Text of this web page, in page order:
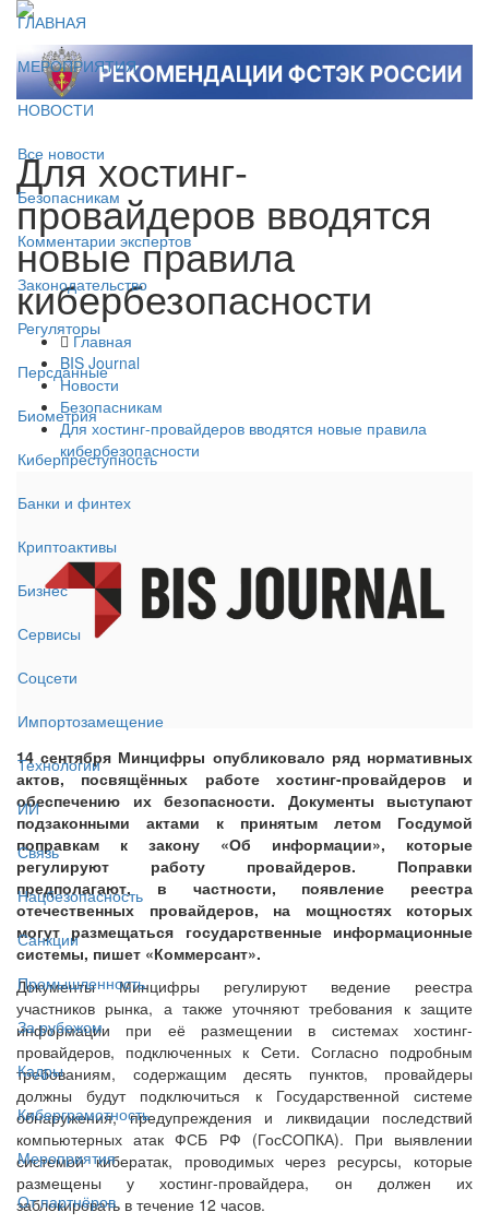
ГЛАВНАЯ
МЕРОПРИЯТИЯ
НОВОСТИ
Все новости
Безопасникам
Комментарии экспертов
Законодательство
Регуляторы
Персданные
Биометрия
Киберпреступность
Банки и финтех
Криптоактивы
Бизнес
Сервисы
Соцсети
Импортозамещение
Технологии
ИИ
Связь
Нацбезопасность
Санкции
Промышленность
За рубежом
Кадры
Киберграмотность
Мероприятия
От партнёров
Для хостинг-
провайдеров вводятся
новые правила
кибербезопасности
Главная
BIS Journal
Новости
Безопасникам
Для хостинг-провайдеров вводятся новые правила
кибербезопасности
14 сентября Минцифры опубликовало ряд нормативных
актов, посвящённых работе хостинг-провайдеров и
обеспечению их безопасности. Документы выступают
подзаконными актами к принятым летом Госдумой
поправкам к закону «Об информации», которые
регулируют работу провайдеров. Поправки
предполагают, в частности, появление реестра
отечественных провайдеров, на мощностях которых
могут размещаться государственные информационные
системы, пишет «Коммерсант».
Документы Минцифры регулируют ведение реестра
участников рынка, а также уточняют требования к защите
информации при её размещении в системах хостинг-
провайдеров, подключенных к Сети. Согласно подробным
требованиям, содержащим десять пунктов, провайдеры
должны будут подключиться к Государственной системе
обнаружения, предупреждения и ликвидации последствий
компьютерных атак ФСБ РФ (ГосСОПКА). При выявлении
системой кибератак, проводимых через ресурсы, которые
размещены у хостинг-провайдера, он должен их
заблокировать в течение 12 часов.